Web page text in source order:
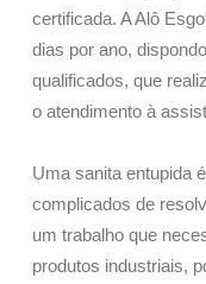
certificada. A Alô
dias por ano,
qualificados, que
o atendimento à
Uma sanita entupida
complicados de
um trabalho que
produtos industriais,